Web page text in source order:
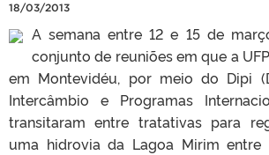
18/03/2013
A semana entre 12 e 15 de
conjunto de reuniões em que a
em Montevidéu, por meio do Dipi
Intercâmbio e Programas
transitaram entre tratativas para
uma hidrovia da Lagoa Mirim entre